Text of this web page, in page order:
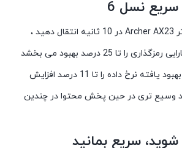
نسل 6
فیلم های HD را با روتر Archer AX23 در 10 ثانیه انتقال دهید ،
WiFi 6 1024-QAM کارایی رمزگذاری را تا 25 درصد بهبود می بخشد
در حالی که نرخ نماد بهبود یافته نرخ داده را تا 11 درصد افزایش
وسیع تری در حین پخش محتوا در چندین
سریع بمانید